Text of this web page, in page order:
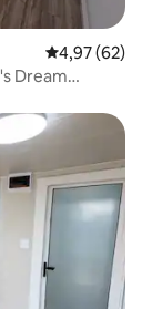
Évaluation
4,97 (62)
Dream